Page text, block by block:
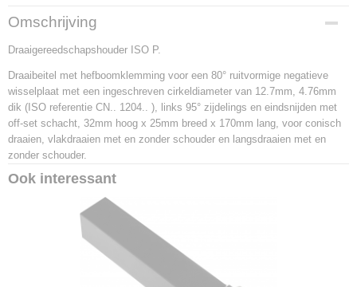
Productcode
PCLNL 3225 P 12
EAN code
Productcode leverancier
PCLNL 3225 P 12
Netto gewicht
1,06 Kg
Omschrijving
Draaigereedschapshouder ISO P.
Draaibeitel met hefboomklemming voor een 80° ruitvormige negatieve
wisselplaat met een ingeschreven cirkeldiameter van 12.7mm, 4.76mm
dik (ISO referentie CN.. 1204.. ), links 95° zijdelings en eindsnijden met
off-set schacht, 32mm hoog x 25mm breed x 170mm lang, voor conisch
draaien, vlakdraaien met en zonder schouder en langsdraaien met en
zonder schouder.
Ook interessant